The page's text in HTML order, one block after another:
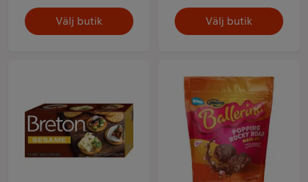
Välj butik Välj butik